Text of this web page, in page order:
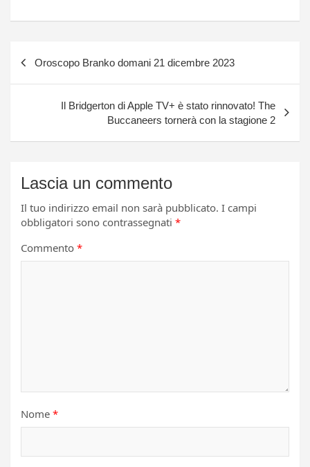
Oroscopo Branko domani 21 dicembre 2023
Il Bridgerton di Apple TV+ è stato rinnovato! The
Buccaneers tornerà con la stagione 2
Lascia un commento
Il tuo indirizzo email non sarà pubblicato. I campi
obbligatori sono contrassegnati *
Commento *
Nome *